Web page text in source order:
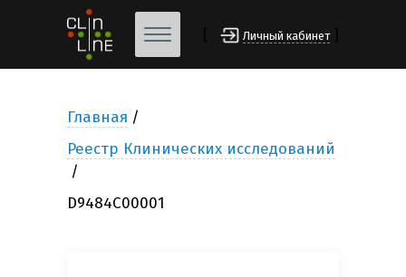
Личный кабинет
Главная
Реестр Клинических исследований
D9484C00001